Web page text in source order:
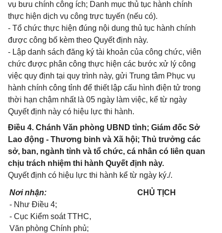
vụ bưu chính công ích; Danh mục thủ tục hành chính
thực hiện dịch vụ công trực tuyến (nếu có).
- Tổ chức thực hiện đúng nội dung thủ tục hành chính
được công bố kèm theo Quyết định này.
- Lập danh sách đăng ký tài khoản của công chức, viên
chức được phân công thực hiện các bước xử lý công
việc quy định tại quy trình này, gửi Trung tâm Phục vụ
hành chính công tỉnh để thiết lập cấu hình điện tử trong
thời hạn chậm nhất là 05 ngày làm việc, kể từ ngày
Quyết định này có hiệu lực thi hành.
Điều 4. Chánh Văn phòng UBND tỉnh; Giám đốc Sở
Lao động - Thương binh và Xã hội; Thủ trưởng các
sở, ban, ngành tỉnh và tổ chức, cá nhân có liên quan
chịu trách nhiệm thi hành Quyết định này.
Quyết định có hiệu lực thi hành kể từ ngày ký./.
Nơi nhận:
- Như Điều 4;
- Cục Kiểm soát TTHC,
Văn phòng Chính phủ;
CHỦ TỊCH